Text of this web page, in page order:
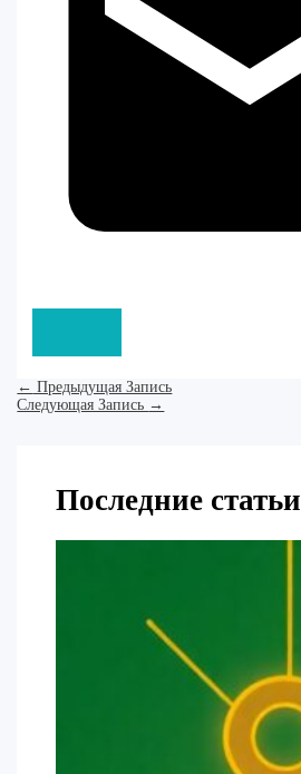
← Предыдущая Запись
Следующая Запись →
Последние статьи